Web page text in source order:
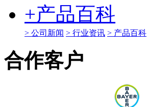
+产品百科
> 公司新闻 > 行业资讯 > 产品百科
合作客户